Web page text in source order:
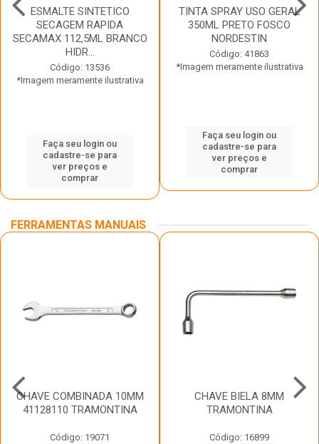
ESMALTE SINTETICO
SECAGEM RAPIDA
SECAMAX 112,5ML BRANCO
HIDR...
Código: 13536
*Imagem meramente ilustrativa
Faça seu login ou
cadastre-se para
ver preços e
comprar
TINTA SPRAY USO GERAL
350ML PRETO FOSCO
NORDESTIN
Código: 41863
*Imagem meramente ilustrativa
Faça seu login ou
cadastre-se para
ver preços e
comprar
FERRAMENTAS MANUAIS
CHAVE COMBINADA 10MM
41128110 TRAMONTINA
Código: 19071
CHAVE BIELA 8MM
TRAMONTINA
Código: 16899